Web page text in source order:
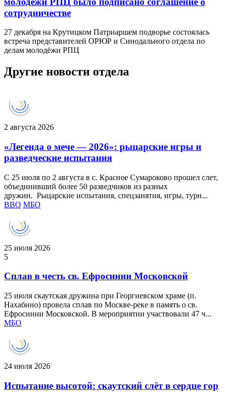
сотрудничестве
27 декабря на Крутицком Патриаршем подворье состоялась
встреча представителей ОРЮР и Синодального отдела по
делам молодёжи РПЦ
Другие новости отдела
2 августа 2026
«Легенда о мече — 2026»: рыцарские игры и
разведческие испытания
С 25 июля по 2 августа в с. Красное Сумароково прошел слет,
объединивший более 50 разведчиков из разных
дружин. Рыцарские испытания, спецзанятия, игры, турн...
ВВО МБО
25 июля 2026
5
Сплав в честь св. Ефросинии Московской
25 июля скаутская дружина при Георгиевском храме (п.
Нахабино) провела сплав по Москве‑реке в память о св.
Ефросинии Московской. В мероприятии участвовали 47 ч...
МБО
24 июля 2026
Испытание высотой: скаутский слёт в сердце гор